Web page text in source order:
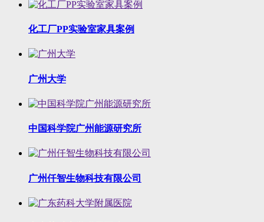
化工厂PP实验室家具案例
广州大学
中国科学院广州能源研究所
广州仟智生物科技有限公司